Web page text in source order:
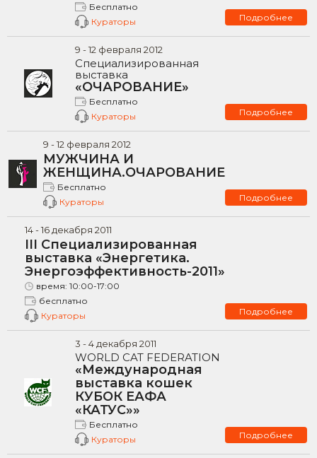
Бесплатно
Кураторы
Подробнее
9 -12 февраля 2012
Специализированная
выставка
«ОЧАРОВАНИЕ»
Бесплатно
Кураторы
Подробнее
9 -12 февраля 2012
МУЖЧИНА И
ЖЕНЩИНА.ОЧАРОВАНИЕ
Бесплатно
Кураторы
Подробнее
14-16 декабря 2011
III Специализированная
выставка «Энергетика.
Энергоэффективность-2011»
время: 10:00-17:00
бесплатно
Кураторы
Подробнее
3 -4декабря 2011
WORLD CAT FEDERATION
«Международная
выставка кошек
КУБОК ЕАФА
«КАТУС»»
Бесплатно
Кураторы
Подробнее